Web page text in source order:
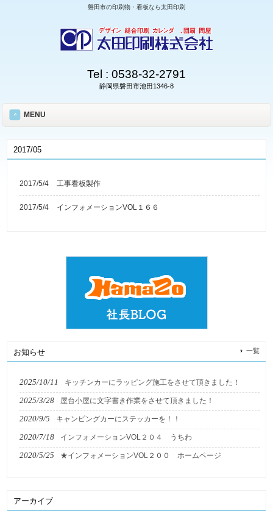
磐田市の印刷物・看板なら太田印刷
Tel : 0538-32-2791
静岡県磐田市池田1346-8
MENU
2017/05
2017/5/4 工事看板製作
2017/5/4 インフォメーションVOL１６６
お知らせ 一覧
2025/10/11 キッチンカーにラッピング施工をさせて頂きました！
2025/3/28 屋台小屋に文字書き作業をさせて頂きました！
2020/9/5 キャンピングカーにステッカーを！！
2020/7/18 インフォメーションVOL２０４ うちわ
2020/5/25 ★インフォメーションVOL２００ ホームページ
アーカイブ